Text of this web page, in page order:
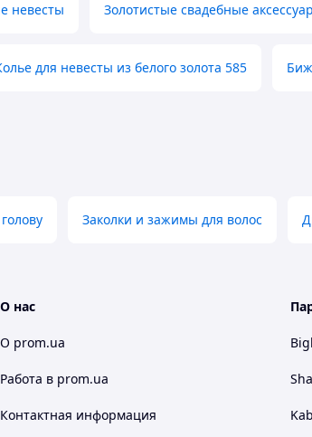
невесты Золотистые свадебные
для невесты из белого золота 585
Заколки и зажимы для волос
О нас
О prom.ua
Работа в prom.ua
Контактная информация